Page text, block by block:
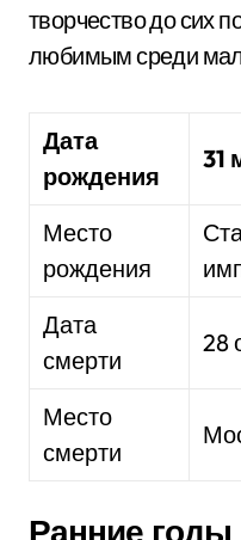
творчество до сих
любимым среди
Дата
рождения
31
Место
рождения
Дата
смерти
28
Место
смерти
Ранние годы